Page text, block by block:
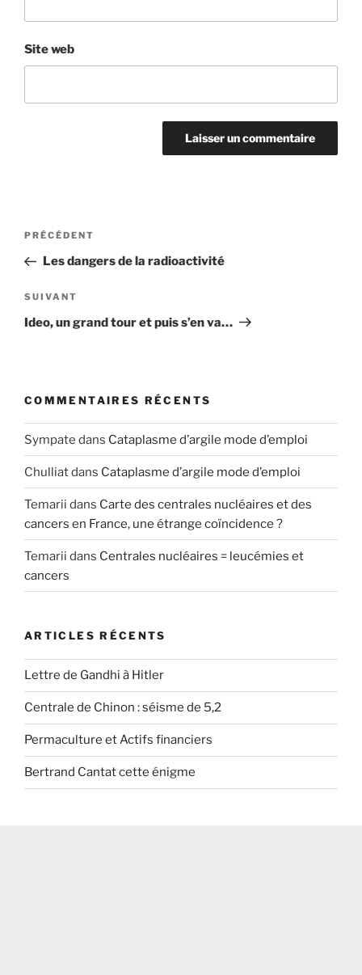
Site web
Navigation
l’article
Article
précédent
PRÉCÉDENT
Les dangers de la radioactivité
Article
suivant
SUIVANT
Ideo, un grand tour et puis s’en va…
COMMENTAIRES RÉCENTS
Sympate dans Cataplasme d’argile mode d’emploi
Chulliatdans Cataplasme d’argile mode d’emploi
Temarii dans Carte des centrales nucléaires et des
cancers en France, une étrange coïncidence ?
Temarii dans Centrales nucléaires = leucémies et
cancers
ARTICLES RÉCENTS
Lettre de Gandhi à Hitler
Centrale de Chinon : séisme de 5,2
Permaculture et Actifs financiers
Bertrand Cantat cette énigme